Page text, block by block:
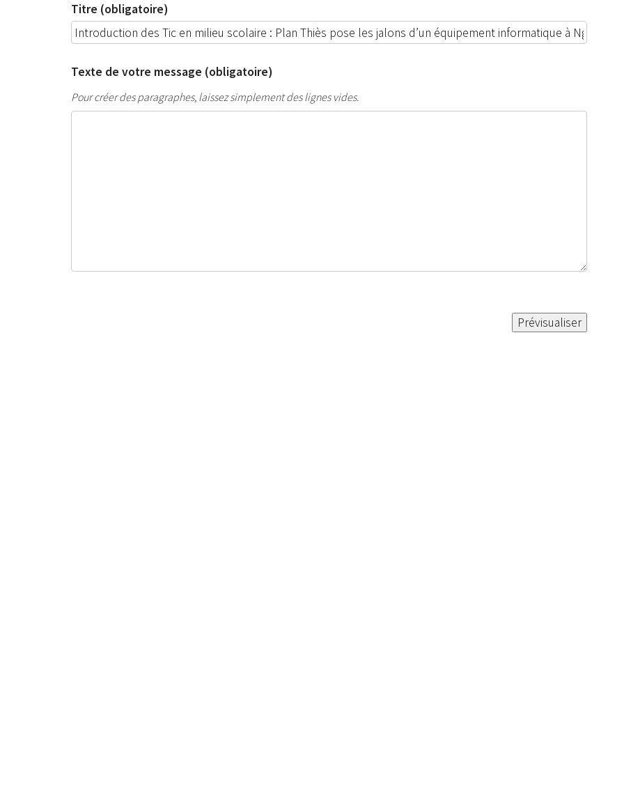
Titre (obligatoire)
Texte de votre message (obligatoire)
Pour créer des paragraphes, laissez simplement des lignes vides.